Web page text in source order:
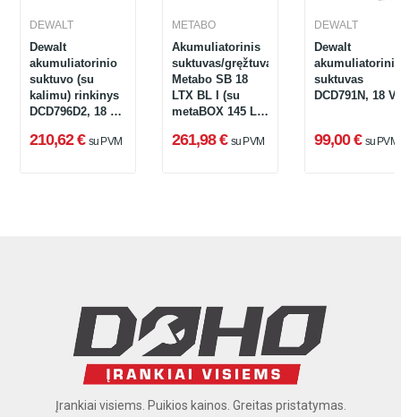
DEWALT
Dewalt
akumuliatorinio
suktuvo (su
kalimu) rinkinys
DCD796D2, 18 V,
įkroviklis +
210,62 € su PVM
METABO
Akumuliatorinis
suktuvas/gręžtuvas
Metabo SB 18
LTX BL I (su
metaBOX 145 L
akumuliatoriaus)
261,98 € su PVM
DEWALT
Dewalt
akumuliatorinis
suktuvas
DCD791N, 18 V
99,00 € su PVM
Įrankiai visiems. Puikios kainos. Greitas pristatymas.